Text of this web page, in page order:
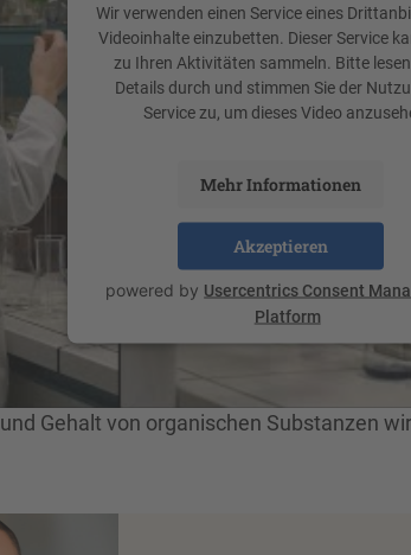
Wir verwenden einen Service eines
Videoinhalte einzubetten. Dieser Service
zu Ihren Aktivitäten sammeln. Bitte lesen
Details durch und stimmen Sie der
Service zu, um dieses Video
Mehr Informationen
Akzeptieren
powered by Usercentrics Consent
Platform
Gehalt von organischen Substanzen